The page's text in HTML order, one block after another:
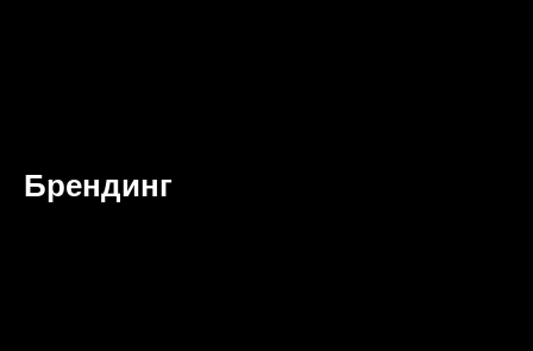
Брендинг